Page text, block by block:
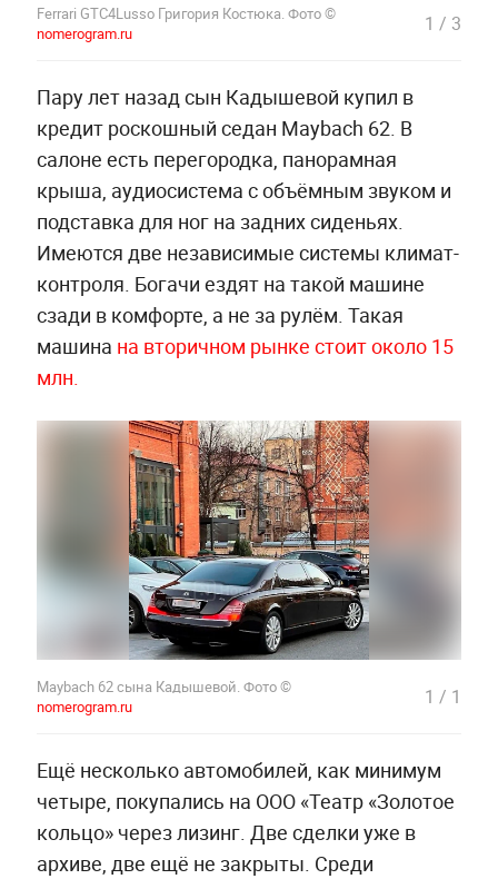
Ferrari GTC4Lusso Григория Костюка. Фото ©
nomerogram.ru
1 / 3
Пару лет назад сын Кадышевой купил в
кредит роскошный седан Maybach 62. В
салоне есть перегородка, панорамная
крыша, аудиосистема с объёмным звуком и
подставка для ног на задних сиденьях.
Имеются две независимые системы климат-
контроля. Богачи ездят на такой машине
сзади в комфорте, а не за рулём. Такая
машина на вторичном рынке стоит около 15
млн.
Maybach 62 сына Кадышевой. Фото ©
nomerogram.ru
1 / 1
Ещё несколько автомобилей, как минимум
четыре, покупались на ООО «Театр «Золотое
кольцо» через лизинг. Две сделки уже в
архиве, две ещё не закрыты. Среди